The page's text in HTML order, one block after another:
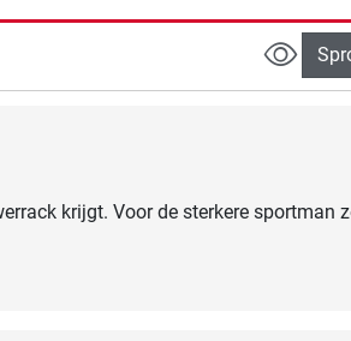
krijgt. Voor de sterkere sportman